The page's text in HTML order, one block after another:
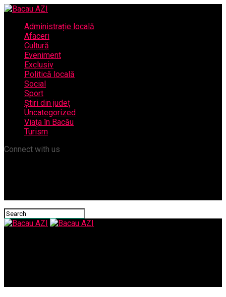
Administrație locală
Afaceri
Cultură
Eveniment
Exclusiv
Politică locală
Social
Sport
Știri din județ
Uncategorized
Viața în Bacău
Turism
Connect with us